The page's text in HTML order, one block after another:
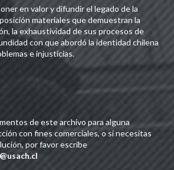
en valor y difundir el legado de la
materiales que demuestran la
la exhaustividad de sus procesos de
con que abordó la identidad chilena
e injusticias.
de este archivo para alguna
con fines comerciales, o si necesitas
por favor escribe